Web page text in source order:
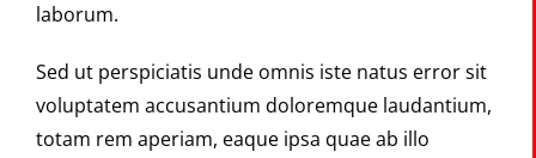
laborum.
Sed ut perspiciatis unde omnis iste natus error sit
voluptatem accusantium doloremque laudantium,
totam rem aperiam, eaque ipsa quae ab illo